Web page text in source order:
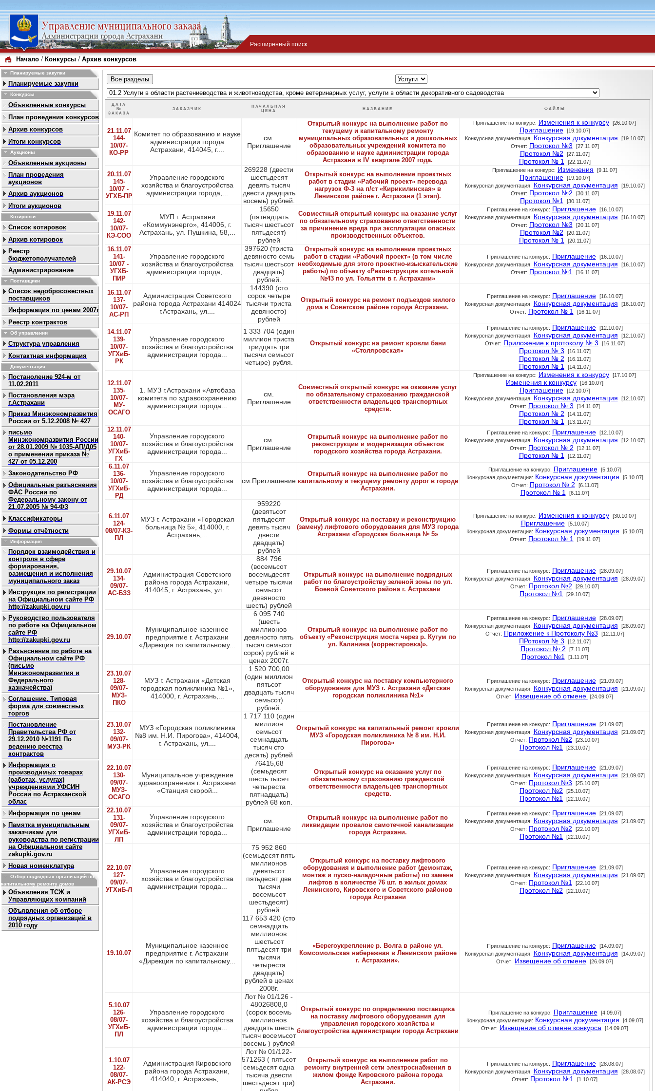
Расширенный поиск
Начало / Конкурсы / Архив конкурсов
Планируемые закупки
Планируемые закупки
Конкурсы
Объявленные конкурсы
План проведения конкурсов
Архив конкурсов
Итоги конкурсов
Аукционы
Объявленные аукционы
План проведения
аукционов
Архив аукционов
Итоги аукционов
Котировки
Список котировок
Архив котировок
Реестр
бюджетополучателей
Администрирование
Поставщики
Список недобросовестных
поставщиков
Информация по ценам 2007г
Реестр контрактов
Об управлении
Структура управления
Контактная информация
Документация
Постаноление 924-м от
11.02.2011
Постановления мэра
г.Астрахани
Приказ Минэкономразвития
России от 5.12.2008 № 427
письмо
Минэкономразвития России
от 28.01.2009 № 1035-АП/Д05
о применении приказа №
427 от 05.12.200
Законодательство РФ
Официальные разъяснения
ФАС России по
Федеральному закону от
21.07.2005 № 94-ФЗ
Классификаторы
Формы отчётности
Информация
Порядок взаимодействия и
контроля в сфере
формирования,
размещения и исполнения
муниципального заказ
Инструкция по регистрации
на Официальном сайте РФ
http://zakupki.gov.ru
Руководство пользователя
по работе на Официальном
сайте РФ
http://zakupki.gov.ru
Разъяснение по работе на
Официальном сайте РФ
(письмо
Минэкономразвития и
Федерального
казначейства)
Соглашение. Типовая
форма для совместных
торгов
Постановление
Правительства РФ от
29.12.2010 №1191 По
ведению реестра
контрактов
Информация о
производимых товарах
(работах, услугах)
учреждениями УФСИН
России по Астраханской
облас
Информация по ценам
Памятка муниципальным
заказчикам для
руководства по регистрации
на Официальном сайте
zakupki.gov.ru
Новая номенклатура
Отбор подрядных организаций по
капитальному ремонту домов
Объявления ТСЖ и
Управляющих компаний
Объявления об отборе
подрядных организаций в
2010 году
ДАТА
№
ЗАКАЗА
ЗАКАЗЧИК
НАЧАЛЬНАЯ
ЦЕНА
НАЗВАНИЕ ФАЙЛЫ
21.11.07
144-
10/07-
КО-РР
Комитет по образованию и науке
администрации города
Астрахани, 414045, г....
см.
Приглашение
Открытый конкурс на выполнение работ по
текущему и капитальному ремонту
муниципальных образовательных и дошкольных
образовательных учреждений комитета по
образованию и науке администрации города
Астрахани в IV квартале 2007 года.
Приглашение на конкурс: Изменения к конкурсу [26.10.07]
Приглашение
[19.10.07]
Конкурсная документация: Конкурсная документация
[19.10.07]
Отчет: Протокол №3 [27.11.07]
Протокол №2 [27.11.07]
Протокол № 1 [22.11.07]
20.11.07
145-
10/07 -
УГХБ-ПР
Управление городского
хозяйства и благоустройства
администрации города,...
269228 (двести
шестьдесят
девять тысяч
двести двадцать
восемь) рублей.
Открытый конкурс на выполнение проектных
работ в стадии «Рабочий проект» перевода
нагрузок Ф-3 на п/ст «Кирикилинская» в
Ленинском районе г. Астрахани (1 этап).
Приглашение на конкурс: Изменения [9.11.07]
Приглашение
[19.10.07]
Конкурсная документация: Конкурсная документация
[19.10.07]
Отчет: Протокол №2 [30.11.07]
Протокол №1 [30.11.07]
19.11.07
142-
10/07-
КЭ-СОО
МУП г. Астрахани
«Коммунэнерго», 414006, г.
Астрахань, ул. Пушкина, 58,...
15650
(пятнадцать
тысяч шестьсот
пятьдесят)
рублей
Совместный открытый конкурс на оказание услуг
по обязательному страхованию ответственности
за причинение вреда при эксплуатации опасных
производственных объектов.
Приглашение на конкурс: Приглашение
[16.10.07]
Конкурсная документация: Конкурсная документация
[16.10.07]
Отчет: Протокол №3 [20.11.07]
Протокол №2 [20.11.07]
Протокол № 1 [20.11.07]
16.11.07
141-
10/07 -
УГХБ-
ПИР
Управление городского
хозяйства и благоустройства
администрации города,...
397620 (триста
девяносто семь
тысяч шестьсот
двадцать)
рублей.
Открытый конкурс на выполнение проектных
работ в стадии «Рабочий проект» (в том числе
необходимые для этого проектно-изыскательские
работы) по объекту «Реконструкция котельной
№43 по ул. Тольятти в г. Астрахани»
Приглашение на конкурс: Приглашение
[16.10.07]
Конкурсная документация: Конкурсная документация
[16.10.07]
Отчет: Протокол №1 [16.11.07]
16.11.07
137-
10/07-
АС-РП
Администрация Советского
района города Астрахани 414024
г.Астрахань, ул....
144390 (сто
сорок четыре
тысячи триста
девяносто)
рублей
Открытый конкурс на ремонт подъездов жилого
дома в Советском районе города Астрахани.
Приглашение на конкурс: Приглашение
[16.10.07]
Конкурсная документация: Конкурсная документация
[16.10.07]
Отчет: Протокол № 1 [16.11.07]
14.11.07
139-
10/07-
УГХиБ-
РК
Управление городского
хозяйства и благоустройства
администрации города...
1 333 704 (один
миллион триста
тридцать три
тысячи семьсот
четыре) рубля.
Открытый конкурс на ремонт кровли бани
«Столяровская»
Приглашение на конкурс: Приглашение
[12.10.07]
Конкурсная документация: Конкурсная документация
[12.10.07]
Отчет: Приложение к протоколу № 3 [16.11.07]
Протокол № 3 [16.11.07]
Протокол № 2 [16.11.07]
Протокол № 1 [14.11.07]
12.11.07
135-
10/07-
МУ-
ОСАГО
1. МУЗ г.Астрахани «Автобаза
комитета по здравоохранению
администрации города...
см.
Приглашение
Совместный открытый конкурс на оказание услуг
по обязательному страхованию гражданской
ответственности владельцев транспортных
средств.
Приглашение на конкурс: Изменения к конкурсу [17.10.07]
Изменения к конкурсу [16.10.07]
Приглашение
[12.10.07]
Конкурсная документация: Конкурсная документация
[12.10.07]
Отчет: Протокол № 3 [14.11.07]
Протокол № 2 [14.11.07]
Протокол № 1 [13.11.07]
12.11.07
140-
10/07-
УГХиБ-
ГХ
Управление городского
хозяйства и благоустройства
администрации города...
см.
Приглашение
Открытый конкурс на выполнение работ по
реконструкции и модернизации объектов
городского хозяйства города Астрахани.
Приглашение на конкурс: Приглашение
[12.10.07]
Конкурсная документация: Конкурсная документация
[12.10.07]
Отчет: Протокол № 2 [12.11.07]
Протокол № 1 [12.11.07]
6.11.07
136-
10/07-
УГХиБ-
РД
Управление городского
хозяйства и благоустройства
администрации города...
см.Приглашение
Открытый конкурс на выполнение работ по
капитальному и текущему ремонту дорог в городе
Астрахани.
Приглашение на конкурс: Приглашение
[5.10.07]
Конкурсная документация: Конкурсная документация
[5.10.07]
Отчет: Протокол № 2 [6.11.07]
Протокол № 1 [6.11.07]
6.11.07
124-
08/07-КЗ-
ПЛ
МУЗ г. Астрахани «Городская
больница № 5», 414000, г.
Астрахань,...
959220
(девятьсот
пятьдесят
девять тысяч
двести
двадцать)
рублей
Открытый конкурс на поставку и реконструкцию
(замену) лифтового оборудования для МУЗ города
Астрахани «Городская больница № 5»
Приглашение на конкурс: Изменения к конкурсу [30.10.07]
Приглашение
[5.10.07]
Конкурсная документация: Конкурсная документация
[5.10.07]
Отчет: Протокол № 1 [19.11.07]
29.10.07
134-
09/07-
АС-БЗЗ
Администрация Советского
района города Астрахани,
414045, г. Астрахань, ул....
884 796
(восемьсот
восемьдесят
четыре тысячи
семьсот
девяносто
шесть) рублей
Открытый конкурс на выполнение подрядных
работ по благоустройству зеленой зоны по ул.
Боевой Советского района г. Астрахани
Приглашение на конкурс: Приглашение
[28.09.07]
Конкурсная документация: Конкурсная документация
[28.09.07]
Отчет: Протокол №2 [29.10.07]
Протокол №1 [29.10.07]
29.10.07
Муниципальное казенное
предприятие г. Астрахани
«Дирекция по капитальному...
6 095 740
(шесть
миллионов
девяносто пять
тысяч семьсот
сорок) рублей в
ценах 2007г.
Открытый конкурс на выполнение работ по
объекту «Реконструкция моста через р. Кутум по
ул. Калинина (корректировка)».
Приглашение на конкурс: Приглашение
[28.09.07]
Конкурсная документация: Конкурсная документация
[28.09.07]
Отчет: Приложение к Протоколу №3 [12.11.07]
ПРотокол № 3 [12.11.07]
Протокол № 2 [7.11.07]
Протокол №1 [1.11.07]
23.10.07
128-
09/07-
МУЗ-
ПКО
МУЗ г. Астрахани «Детская
городская поликлиника №1»,
414000, г. Астрахань,...
1 520 700,00
(один миллион
пятьсот
двадцать тысяч
семьсот)
рублей.
Открытый конкурс на поставку компьютерного
оборудования для МУЗ г. Астрахани «Детская
городская поликлиника №1»
Приглашение на конкурс: Приглашение
[21.09.07]
Конкурсная документация: Конкурсная документация
[21.09.07]
Отчет: Извещение об отмене [24.09.07]
23.10.07
132-
09/07-
МУЗ-РК
МУЗ «Городская поликлиника
№8 им. Н.И. Пирогова», 414004,
г. Астрахань, ул....
1 717 110 (один
миллион
семьсот
семнадцать
тысяч сто
десять) рублей
Открытый конкурс на капитальный ремонт кровли
МУЗ «Городская поликлиника № 8 им. Н.И.
Пирогова»
Приглашение на конкурс: Приглашение
[21.09.07]
Конкурсная документация: Конкурсная документация
[21.09.07]
Отчет: Протокол №2 [23.10.07]
Протокол №1 [23.10.07]
22.10.07
130-
09/07-
МУЗ-
ОСАГО
Муниципальное учреждение
здравоохранения г. Астрахани
«Станция скорой...
76415,68
(семьдесят
шесть тысяч
четыреста
пятнадцать)
рублей 68 коп.
Открытый конкурс на оказание услуг по
обязательному страхованию гражданской
ответственности владельцев транспортных
средств.
Приглашение на конкурс: Приглашение
[21.09.07]
Конкурсная документация: Конкурсная документация
[21.09.07]
Отчет: Протокол №3 [25.10.07]
Протокол №2 [25.10.07]
Протокол №1 [22.10.07]
22.10.07
131-
09/07-
УГХиБ-
ЛП
Управление городского
хозяйства и благоустройства
администрации города...
см.
Приглашение
Открытый конкурс на выполнение работ по
ликвидации провалов самотечной канализации
города Астрахани.
Приглашение на конкурс: Приглашение
[21.09.07]
Конкурсная документация: Конкурсная документация
[21.09.07]
Отчет: Протокол №2 [22.10.07]
Протокол №1 [22.10.07]
22.10.07
127-
09/07-
УГХиБ-Л
Управление городского
хозяйства и благоустройства
администрации города...
75 952 860
(семьдесят пять
миллионов
девятьсот
пятьдесят две
тысячи
восемьсот
шестьдесят)
рублей.
Открытый конкурс на поставку лифтового
оборудования и выполнение работ (демонтаж,
монтаж и пуско-наладочные работы) по замене
лифтов в количестве 76 шт. в жилых домах
Ленинского, Кировского и Советского районов
города Астрахани
Приглашение на конкурс: Приглашение
[21.09.07]
Конкурсная документация: Конкурсная документация
[21.09.07]
Отчет: Протокол №1 [22.10.07]
Протокол №2 [22.10.07]
19.10.07
Муниципальное казенное
предприятие г. Астрахани
«Дирекция по капитальному...
117 653 420 (сто
семнадцать
миллионов
шестьсот
пятьдесят три
тысячи
четыреста
двадцать)
рублей в ценах
2008г.
«Берегоукрепление р. Волга в районе ул.
Комсомольская набережная в Ленинском районе
г. Астрахани».
Приглашение на конкурс: Приглашение
[14.09.07]
Конкурсная документация: Конкурсная документация
[14.09.07]
Отчет: Извещение об отмене [26.09.07]
5.10.07
126-
08/07-
УГХиБ-
ПЛ
Управление городского
хозяйства и благоустройства
администрации города...
Лот № 01/126 -
48026808,0
(сорок восемь
миллионов
двадцать шесть
тысяч восемьсот
восемь ) рублей
Открытый конкурс по определению поставщика
на поставку лифтового оборудования для
управления городского хозяйства и
благоустройства администрации города Астрахани
Приглашение на конкурс: Приглашение
[4.09.07]
Конкурсная документация: Конкурсная документация
[4.09.07]
Отчет: Извещение об отмене конкурса [14.09.07]
1.10.07
122-
08/07-
АК-РСЭ
Администрация Кировского
района города Астрахани,
414040, г. Астрахань,...
Лот № 01/122-
571263 ( пятьсот
семьдесят одна
тысяча двести
шестьдесят три)
Открытый конкурс на выполнение работ по
ремонту внутренней сети электроснабжения в
жилом фонде Кировского района города
Астрахани.
Приглашение на конкурс: Приглашение
[28.08.07]
Конкурсная документация: Конкурсная документация
[28.08.07]
Отчет: Протокол №1 [1.10.07]